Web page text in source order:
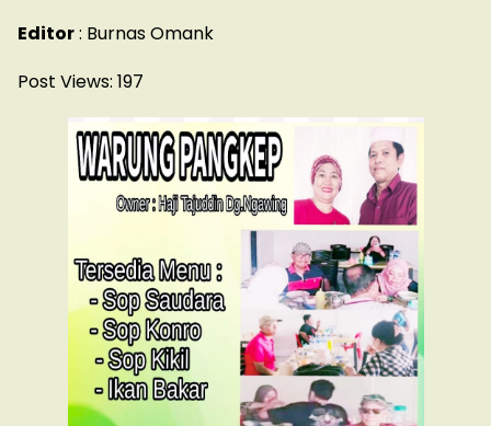
Editor: Burnas Omank
Post Views: 197